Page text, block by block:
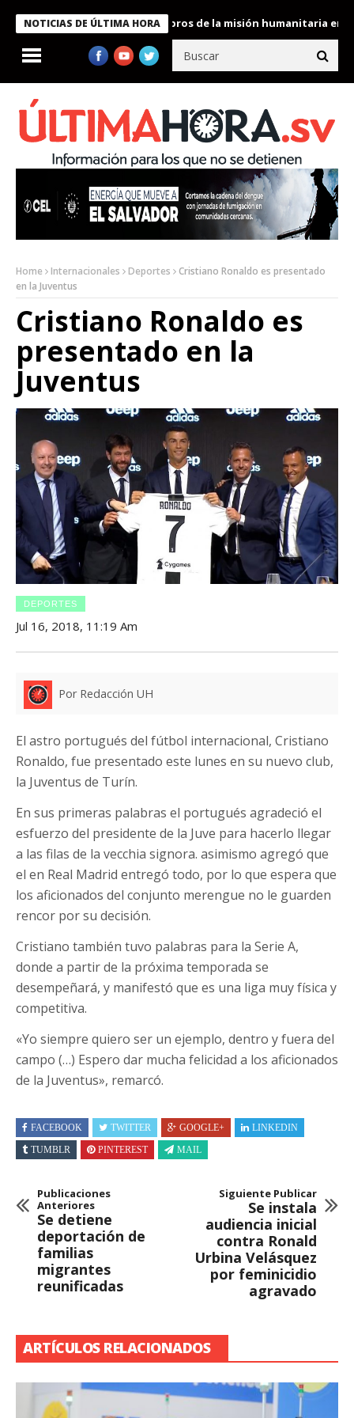
NOTICIAS DE ÚLTIMA HORA
Bukele condecora a miembros de la misión humanitaria enviada
Home Internacionales Deportes
Cristiano Ronaldo es presentado
en la Juventus
Cristiano Ronaldo es
presentado en la
Juventus
DEPORTES
Jul 16, 2018, 11:19 Am
Por Redacción UH
El astro portugués del fútbol internacional, Cristiano
Ronaldo, fue presentado este lunes en su nuevo club,
la Juventus de Turín.
En sus primeras palabras el portugués agradeció el
esfuerzo del presidente de la Juve para hacerlo llegar
a las filas de la vecchia signora. asimismo agregó que
el en Real Madrid entregó todo, por lo que espera que
los aficionados del conjunto merengue no le guarden
rencor por su decisión.
Cristiano también tuvo palabras para la Serie A,
donde a partir de la próxima temporada se
desempeñará, y manifestó que es una liga muy física y
competitiva.
«Yo siempre quiero ser un ejemplo, dentro y fuera del
campo (…) Espero dar mucha felicidad a los aficionados
de la Juventus», remarcó.
FACEBOOK TWITTER GOOGLE+
LINKEDIN
TUMBLR
PINTEREST MAIL
Publicaciones
Anteriores
Se detiene
deportación de
familias
migrantes
reunificadas
Siguiente Publicar
Se instala
audiencia inicial
contra Ronald
Urbina Velásquez
por feminicidio
agravado
ARTÍCULOS RELACIONADOS